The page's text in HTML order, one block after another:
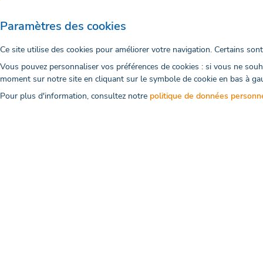
Paramètres des cookies
Ce site utilise des cookies pour améliorer votre navigation. Certains
Vous pouvez personnaliser vos préférences de cookies : si vous ne
moment sur notre site en cliquant sur le symbole de cookie en bas à
Pour plus d'information, consultez notre politique de données